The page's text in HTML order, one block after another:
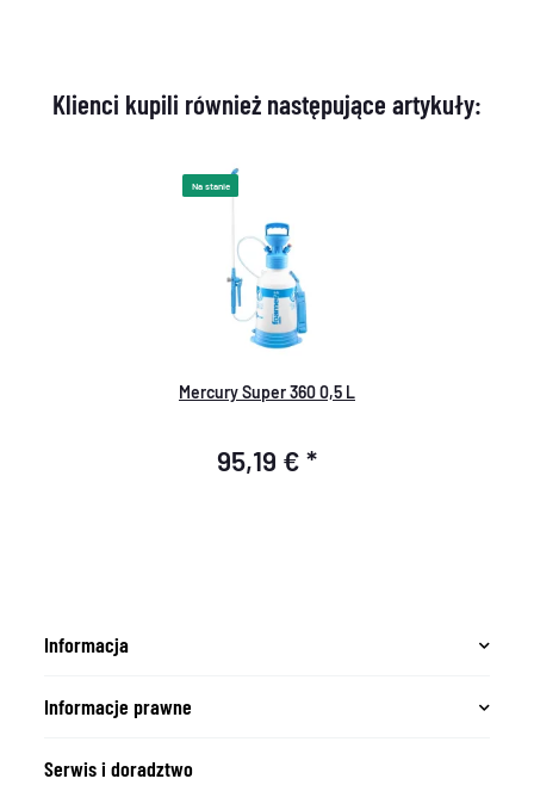
Klienci kupili również następujące artykuły:
Na stanie
Mercury Super 360 0,5 L
95,19 € *
Informacja
Informacje prawne
Serwis i doradztwo